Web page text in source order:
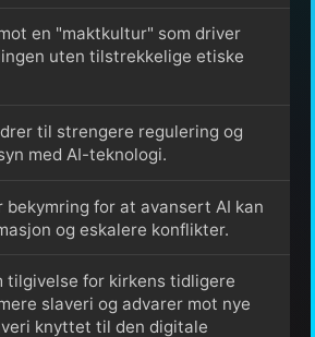
en "maktkultur" som driver
uten tilstrekkelige etiske
til strengere regulering og
med AI-teknologi.
bekymring for at avansert AI kan
og eskalere konflikter.
tilgivelse for kirkens tidligere
slaveri og advarer mot nye
knyttet til den digitale